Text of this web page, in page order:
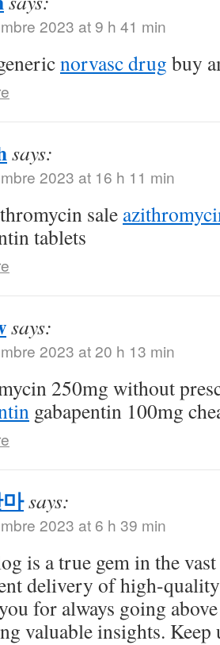
2023 at 9 h 41 min
norvasc drug buy
says:
2023 at 16 h 11 min
sale
tablets
says:
2023 at 20 h 13 min
250mg without
gabapentin 100mg
says:
2023 at 6 h 39 min
is a true gem in the
delivery of high-
for always going
valuable insights.